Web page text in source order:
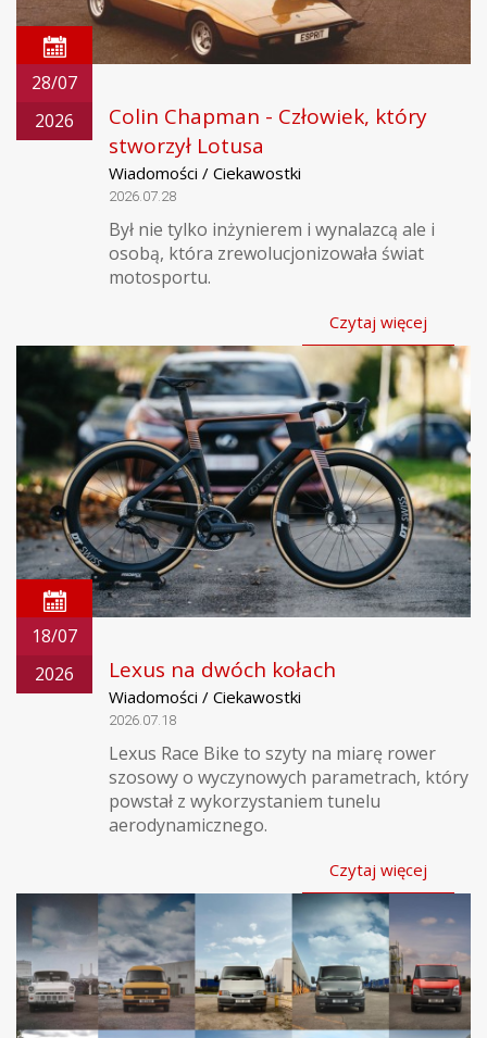
28/07
2026
Colin Chapman - Człowiek, który
stworzył Lotusa
Wiadomości / Ciekawostki
2026.07.28
Był nie tylko inżynierem i wynalazcą ale i
osobą, która zrewolucjonizowała świat
motosportu.
Czytaj więcej
18/07
2026
Lexus na dwóch kołach
Wiadomości / Ciekawostki
2026.07.18
Lexus Race Bike to szyty na miarę rower
szosowy o wyczynowych parametrach, który
powstał z wykorzystaniem tunelu
aerodynamicznego.
Czytaj więcej